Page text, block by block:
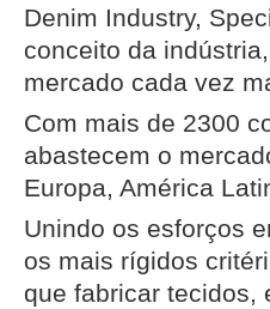
Denim Industry,
conceito da
mercado cada vez
Com mais de 2300
abastecem o
Europa, América
Unindo os esforços
os mais rígidos
que fabricar tecidos,